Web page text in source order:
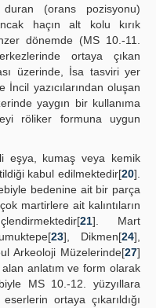
(orans pozisyonu)
haçın alt kolu kırık
dönemde (MS 10.-11.
ortaya çıkan
üzerinde, İsa tasviri yer
İncil yazıcılarından oluşan
yaygın bir kullanıma
röliker formuna uygun
eşya, kumaş veya kemik
kabul edilmektedir[20].
bedenine ait bir parça
martirlere ait kalıntıların
21]. Mart
23], Dikmen[24],
Arkeoloji Müzelerinde[27]
anlatım ve form olarak
MS 10.-12. yüzyıllara
ortaya çıkarıldığı